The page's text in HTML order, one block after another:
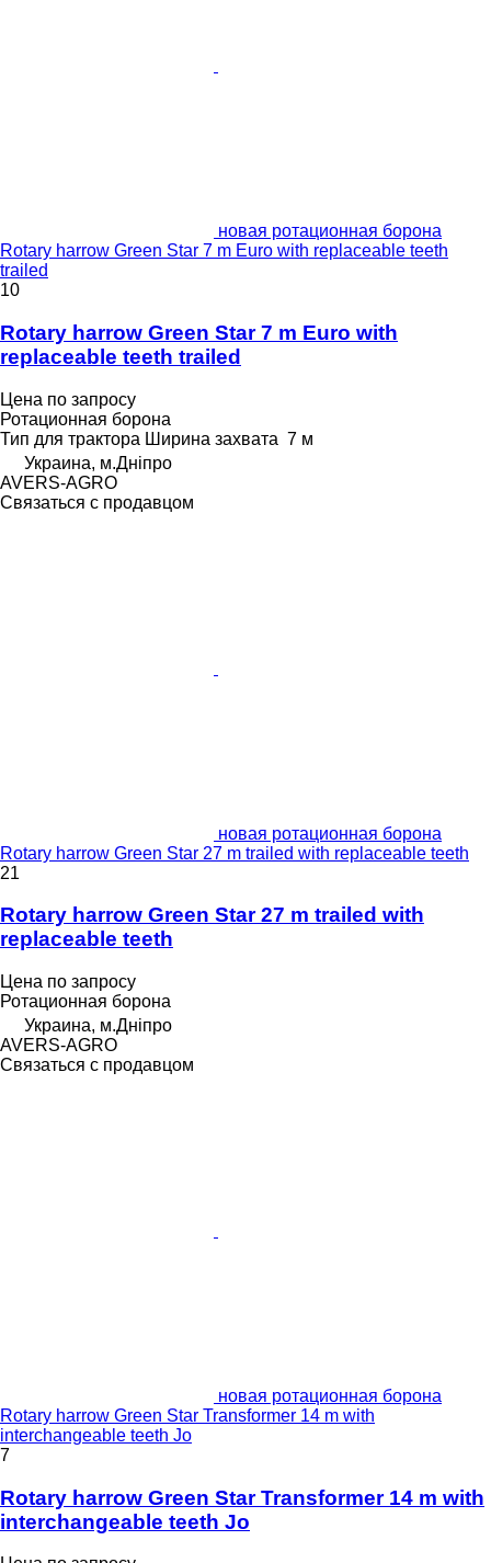
новая ротационная борона
Rotary harrow Green Star 7 m Euro with replaceable teeth
trailed
10
Rotary harrow Green Star 7 m Euro with
replaceable teeth trailed
Цена по запросу
Ротационная борона
Тип для трактора Ширина захвата 7 м
Украина, м.Дніпро
AVERS-AGRO
Связаться с продавцом
новая ротационная борона
Rotary harrow Green Star 27 m trailed with replaceable teeth
21
Rotary harrow Green Star 27 m trailed with
replaceable teeth
Цена по запросу
Ротационная борона
Украина, м.Дніпро
AVERS-AGRO
Связаться с продавцом
новая ротационная борона
Rotary harrow Green Star Transformer 14 m with
interchangeable teeth Jo
7
Rotary harrow Green Star Transformer 14 m with
interchangeable teeth Jo